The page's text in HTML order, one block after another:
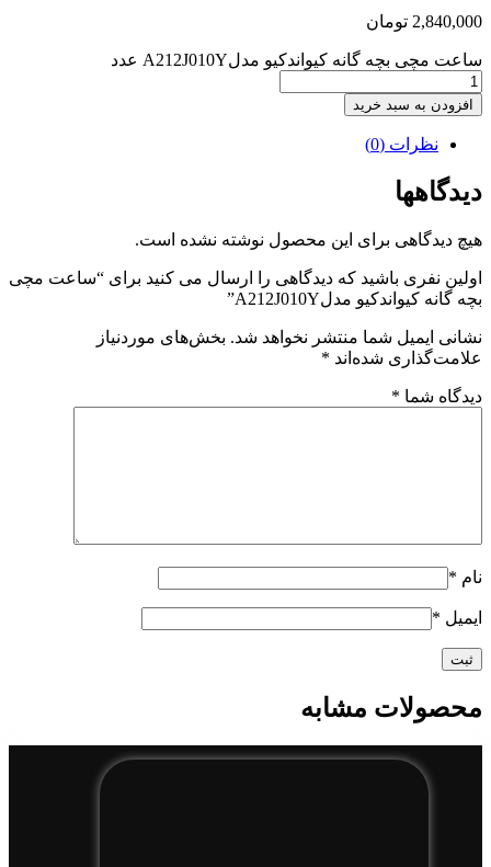
2,840,000 تومان
ساعت مچی بچه گانه کیواندکیو مدلA212J010Y عدد
افزودن به سبد خرید
نظرات (0)
دیدگاهها
هیچ دیدگاهی برای این محصول نوشته نشده است.
اولین نفری باشید که دیدگاهی را ارسال می کنید برای “ساعت مچی
بچه گانه کیواندکیو مدلA212J010Y”
نشانی ایمیل شما منتشر نخواهد شد. بخش‌های موردنیاز
علامت‌گذاری شده‌اند *
دیدگاه شما *
نام *
ایمیل *
محصولات مشابه